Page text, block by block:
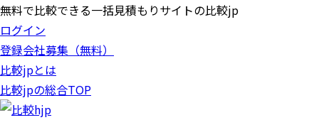
無料で比較できる一括見積もりサイトの比較jp
ログイン
登録会社募集（無料）
比較jpとは
比較jpの総合TOP